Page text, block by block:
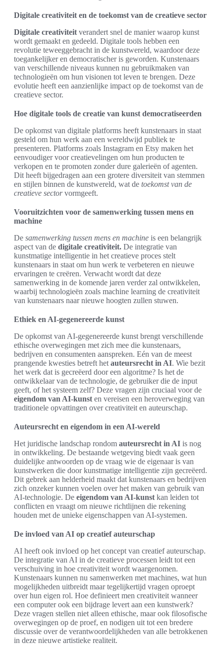
Digitale creativiteit en de toekomst van de creatieve sector
Digitale creativiteit verandert snel de manier waarop kunst
wordt gemaakt en gedeeld. Digitale tools hebben een
revolutie teweeggebracht in de kunstwereld, waardoor deze
toegankelijker en democratischer is geworden. Kunstenaars
van verschillende niveaus kunnen nu gebruikmaken van
technologieën om hun visionen tot leven te brengen. Deze
evolutie heeft een aanzienlijke impact op de toekomst van de
creatieve sector.
Hoe digitale tools de creatie van kunst democratiseerden
De opkomst van digitale platforms heeft kunstenaars in staat
gesteld om hun werk aan een wereldwijd publiek te
presenteren. Platforms zoals Instagram en Etsy maken het
eenvoudiger voor creatievelingen om hun producten te
verkopen en te promoten zonder dure galerieën of agenten.
Dit heeft bijgedragen aan een grotere diversiteit van stemmen
en stijlen binnen de kunstwereld, wat de toekomst van de
creatieve sectorvormgeeft.
Vooruitzichten voor de samenwerking tussen mens en
machine
De samenwerking tussen mens en machine is een belangrijk
aspect van de digitale creativiteit. De integratie van
kunstmatige intelligentie in het creatieve proces stelt
kunstenaars in staat om hun werk te verbeteren en nieuwe
ervaringen te creëren. Verwacht wordt dat deze
samenwerking in de komende jaren verder zal ontwikkelen,
waarbij technologieën zoals machine learning de creativiteit
van kunstenaars naar nieuwe hoogten zullen stuwen.
Ethiek en AI-gegenereerde kunst
De opkomst van AI-gegenereerde kunst brengt verschillende
ethische overwegingen met zich mee die kunstenaars,
bedrijven en consumenten aanspreken. Eén van de meest
prangende kwesties betreft het auteursrecht in AI. Wie bezit
het werk dat is gecreëerd door een algoritme? Is het de
ontwikkelaar van de technologie, de gebruiker die de input
geeft, of het systeem zelf? Deze vragen zijn cruciaal voor de
eigendom van AI-kunst en vereisen een heroverweging van
traditionele opvattingen over creativiteit en auteurschap.
Auteursrecht en eigendom in een AI-wereld
Het juridische landschap rondom auteursrecht in AI is nog
in ontwikkeling. De bestaande wetgeving biedt vaak geen
duidelijke antwoorden op de vraag wie de eigenaar is van
kunstwerken die door kunstmatige intelligentie zijn gecreëerd.
Dit gebrek aan helderheid maakt dat kunstenaars en bedrijven
zich onzeker kunnen voelen over het maken van gebruik van
AI-technologie. De eigendom van AI-kunst kan leiden tot
conflicten en vraagt om nieuwe richtlijnen die rekening
houden met de unieke eigenschappen van AI-systemen.
De invloed van AI op creatief auteurschap
AI heeft ook invloed op het concept van creatief auteurschap.
De integratie van AI in de creatieve processen leidt tot een
verschuiving in hoe creativiteit wordt waargenomen.
Kunstenaars kunnen nu samenwerken met machines, wat hun
mogelijkheden uitbreidt maar tegelijkertijd vragen oproept
over hun eigen rol. Hoe definieert men creativiteit wanneer
een computer ook een bijdrage levert aan een kunstwerk?
Deze vragen stellen niet alleen ethische, maar ook filosofische
overwegingen op de proef, en nodigen uit tot een bredere
discussie over de verantwoordelijkheden van alle betrokkenen
in deze nieuwe artistieke realiteit.